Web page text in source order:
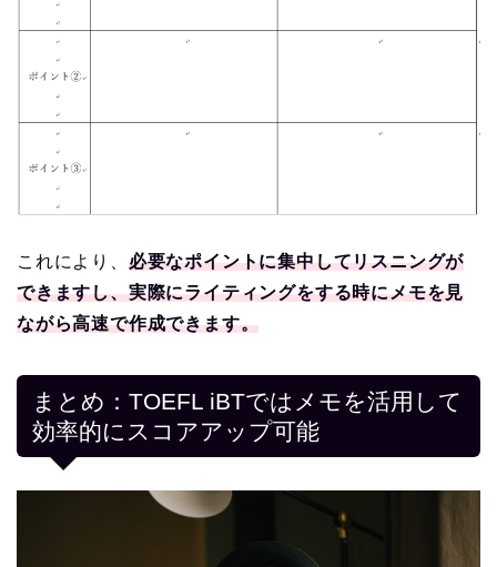
これにより、 必要なポイントに集中してリスニングが
できますし、実際にライティングをする時にメモを見
ながら高速で作成できます。
まとめ：TOEFL iBTではメモを活用して
効率的にスコアアップ可能